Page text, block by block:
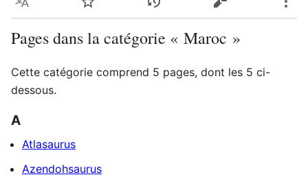
Langue Suivre Voir l’historiqueVoir le texte Plus
Pages dans la catégorie « Maroc »
Cette catégorie comprend 5 pages, dont les 5 ci-
dessous.
A
Atlasaurus
Azendohsaurus